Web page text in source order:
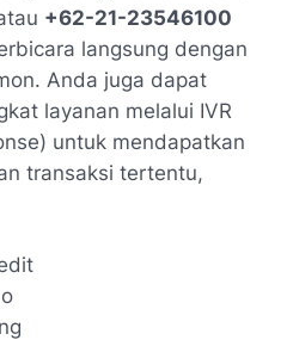
+62-21-23546100
langsung dengan
Anda juga dapat
layanan melalui IVR
untuk mendapatkan
transaksi tertentu,